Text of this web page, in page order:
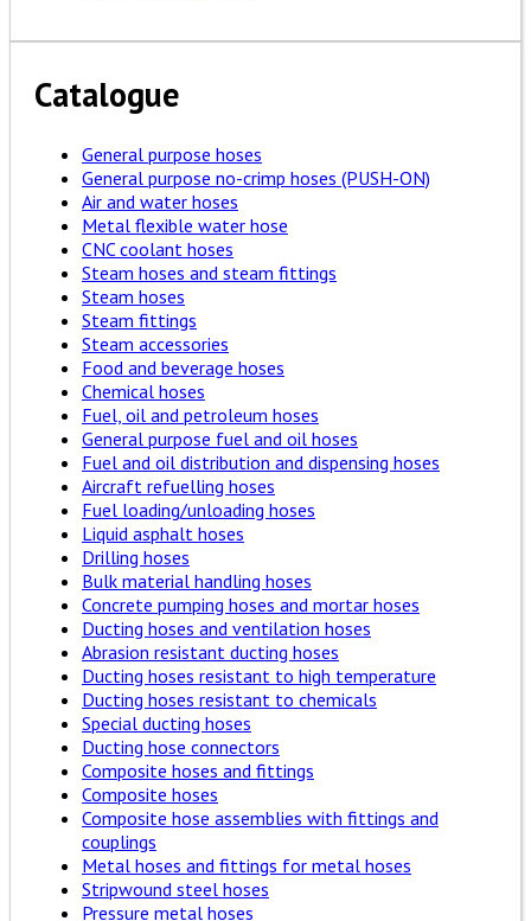
Catalogue
General purpose hoses
General purpose no-crimp hoses (PUSH-ON)
Air and water hoses
Metal flexible water hose
CNC coolant hoses
Steam hoses and steam fittings
Steam hoses
Steam fittings
Steam accessories
Food and beverage hoses
Chemical hoses
Fuel, oil and petroleum hoses
General purpose fuel and oil hoses
Fuel and oil distribution and dispensing hoses
Aircraft refuelling hoses
Fuel loading/unloading hoses
Liquid asphalt hoses
Drilling hoses
Bulk material handling hoses
Concrete pumping hoses and mortar hoses
Ducting hoses and ventilation hoses
Abrasion resistant ducting hoses
Ducting hoses resistant to high temperature
Ducting hoses resistant to chemicals
Special ducting hoses
Ducting hose connectors
Composite hoses and fittings
Composite hoses
Composite hose assemblies with fittings and
couplings
Metal hoses and fittings for metal hoses
Stripwound steel hoses
Pressure metal hoses